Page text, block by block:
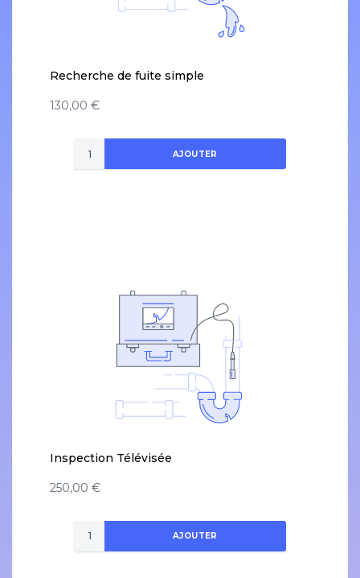
Recherche de fuite simple
130,00 €
AJOUTER
Inspection Télévisée
250,00 €
AJOUTER